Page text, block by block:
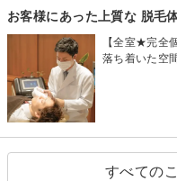
お客様にあった上質な 脱毛
【全室★完全
落ち着いた空
すべての